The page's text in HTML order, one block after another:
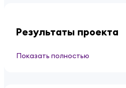
Результаты проекта
Показать полностью